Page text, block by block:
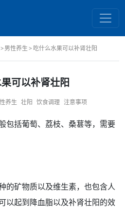
男性养生 吃什么水果可以补肾壮阳
可以补肾壮阳
养生 壮阳 饮食调理 注意事项
包括葡萄、荔枝、桑葚等，需要
的矿物质以及维生素，也包含人
以起到降血脂以及补肾壮阳的效